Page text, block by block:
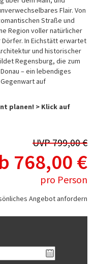
Flair. Von
Straße und
Region voller natürlicher
In Eichstätt erwartet
und historischer
Regensburg, die zum
– ein lebendiges
auf
planen! > Klick auf
UVP 799,00 €
768,00 €
pro Person
Angebot anfordern